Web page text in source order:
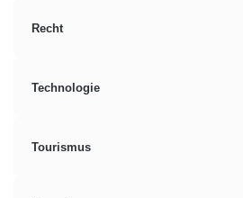
Recht
Technologie
Tourismus